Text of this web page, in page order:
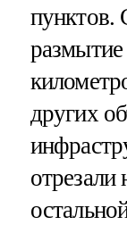
пунктов.
других